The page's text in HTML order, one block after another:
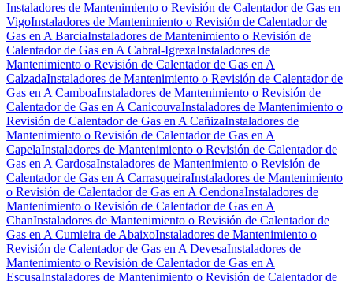
Instaladores de Mantenimiento o Revisión de Calentador de Gas en
VigoInstaladores de Mantenimiento o Revisión de Calentador de
Gas en A BarciaInstaladores de Mantenimiento o Revisión de
Calentador de Gas en A Cabral-IgrexaInstaladores de
Mantenimiento o Revisión de Calentador de Gas en A
CalzadaInstaladores de Mantenimiento o Revisión de Calentador de
Gas en A CamboaInstaladores de Mantenimiento o Revisión de
Calentador de Gas en A CanicouvaInstaladores de Mantenimiento o
Revisión de Calentador de Gas en A CañizaInstaladores de
Mantenimiento o Revisión de Calentador de Gas en A
CapelaInstaladores de Mantenimiento o Revisión de Calentador de
Gas en A CardosaInstaladores de Mantenimiento o Revisión de
Calentador de Gas en A CarrasqueiraInstaladores de Mantenimiento
o Revisión de Calentador de Gas en A CendonaInstaladores de
Mantenimiento o Revisión de Calentador de Gas en A
ChanInstaladores de Mantenimiento o Revisión de Calentador de
Gas en A Cumieira de AbaixoInstaladores de Mantenimiento o
Revisión de Calentador de Gas en A DevesaInstaladores de
Mantenimiento o Revisión de Calentador de Gas en A
EscusaInstaladores de Mantenimiento o Revisión de Calentador de